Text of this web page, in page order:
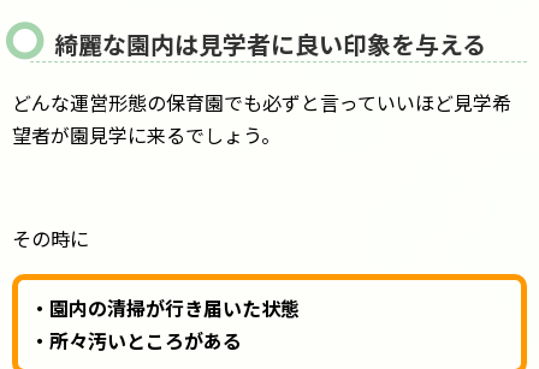
綺麗な園内は見学者に良い印象を与える
どんな運営形態の保育園でも必ずと言っていいほど見学希
望者が園見学に来るでしょう。
その時に
・園内の清掃が行き届いた状態
・所々汚いところがある